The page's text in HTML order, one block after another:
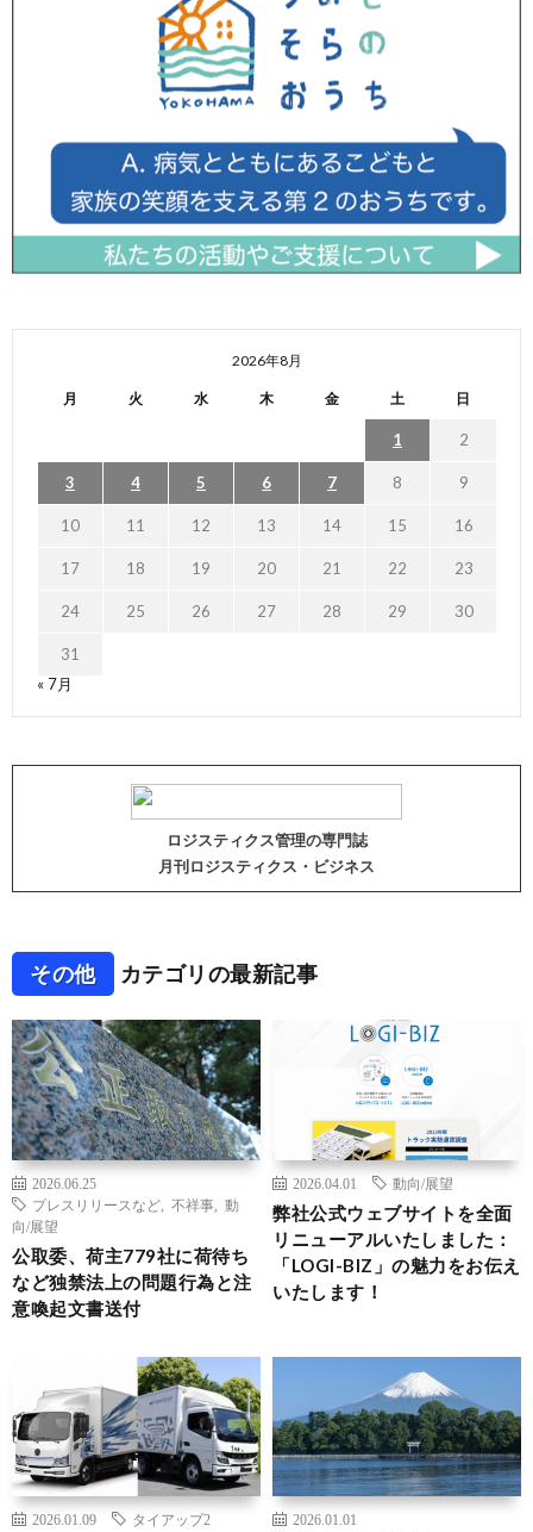
2026年8月
月 火 水 木 金 土 日
1 2
3 4 5 6 7 8 9
10 11 12 13 14 15 16
17 18 19 20 21 22 23
24 25 26 27 28 29 30
31
« 7月
ロジスティクス管理の専門誌
月刊ロジスティクス・ビジネス
その他 カテゴリの最新記事
2026.06.25
プレスリリースなど
不祥事
動
向/展望
公取委、荷主779社に荷待ち
など独禁法上の問題行為と注
意喚起文書送付
2026.04.01 動向/展望
弊社公式ウェブサイトを全面
リニューアルいたしました：
「LOGI-BIZ」の魅力をお伝え
いたします！
2026.01.09 タイアップ2
2026.01.01